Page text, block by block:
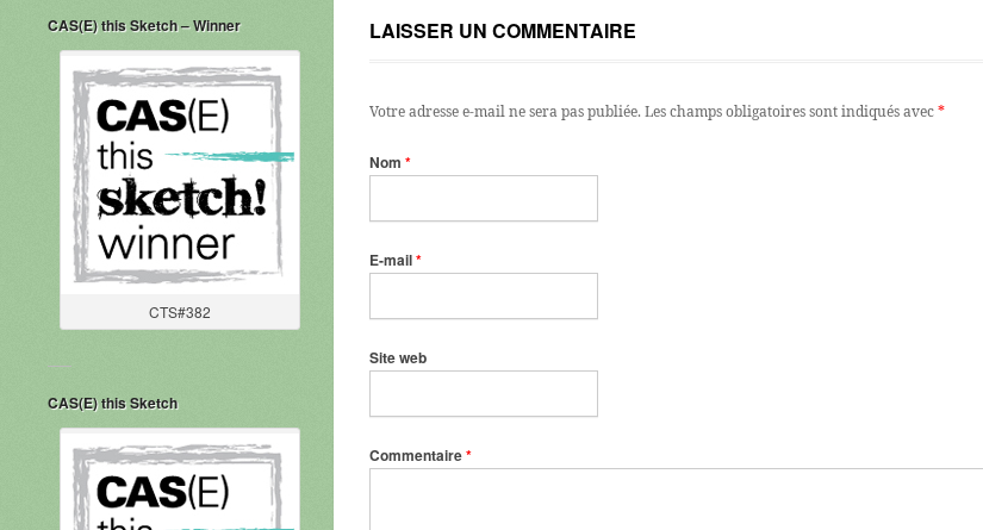
CAS(E) this Sketch – Winner
CTS#382
CAS(E) this Sketch
LAISSER UN COMMENTAIRE
Votre adresse e-mail ne sera pas publiée. Les champs obligatoires sont indiqués avec*
Nom *
E-mail*
Site web
Commentaire*